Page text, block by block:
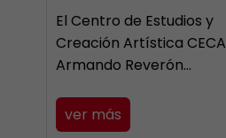
El Centro de Estudios y
Creación Artística CECA
Armando Reverón…
ver más